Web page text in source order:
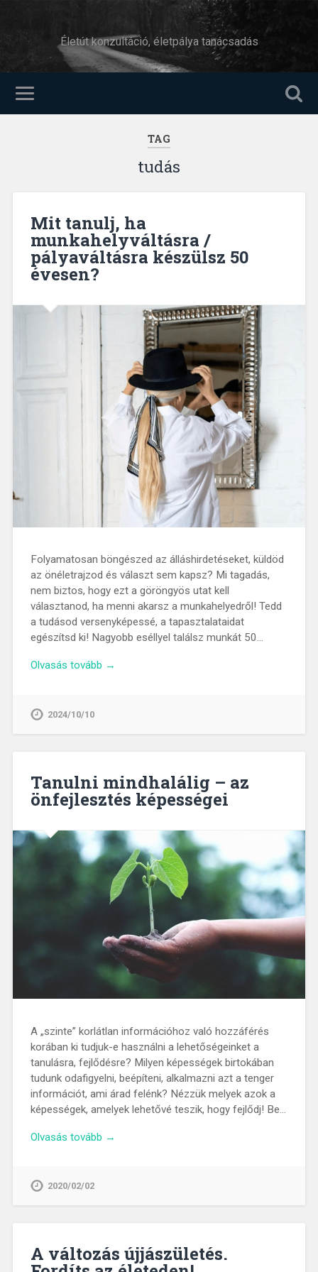
Életút konzultáció, életpálya tanácsadás
TAG
tudás
Mit tanulj, ha
munkahelyváltásra /
pályaváltásra készülsz 50
évesen?
Folyamatosan böngészed az álláshirdetéseket, küldöd
az önéletrajzod és választ sem kapsz? Mi tagadás,
nem biztos, hogy ezt a göröngyös utat kell
választanod, ha menni akarsz a munkahelyedről! Tedd
a tudásod versenyképessé, a tapasztalataidat
egészítsd ki! Nagyobb eséllyel találsz munkát 50…
Olvasás tovább →
2024/10/10
Tanulni mindhalálig – az
önfejlesztés képességei
A „szinte” korlátlan információhoz való hozzáférés
korában ki tudjuk-e használni a lehetőségeinket a
tanulásra, fejlődésre? Milyen képességek birtokában
tudunk odafigyelni, beépíteni, alkalmazni azt a tenger
információt, ami árad felénk? Nézzük melyek azok a
képességek, amelyek lehetővé teszik, hogy fejlődj! Be…
Olvasás tovább →
2020/02/02
A változás újjászületés.